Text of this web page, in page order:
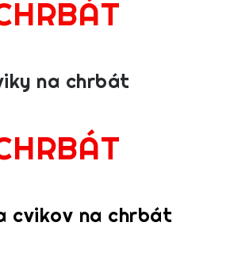
na chrbát
cvikov na chrbát